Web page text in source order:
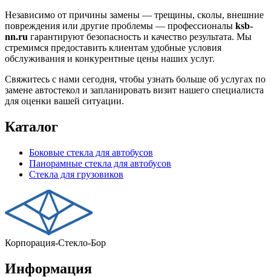
Независимо от причины замены — трещины, сколы, внешние
повреждения или другие проблемы — профессионалы ksb-
nn.ru гарантируют безопасность и качество результата. Мы
стремимся предоставить клиентам удобные условия
обслуживания и конкурентные цены наших услуг.
Свяжитесь с нами сегодня, чтобы узнать больше об услугах по
замене автостекол и запланировать визит нашего специалиста
для оценки вашей ситуации.
Каталог
Боковые стекла для автобусов
Панорамные стекла для автобусов
Стекла для грузовиков
Корпорация-Стекло-Бор
Информация